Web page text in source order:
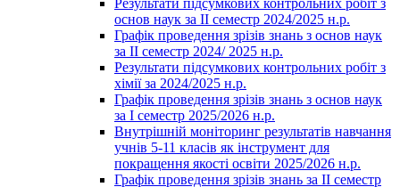
Результати підсумкових контрольних робіт з
основ наук за ІІ семестр 2024/2025 н.р.
Графік проведення зрізів знань з основ наук
за ІІ семестр 2024/ 2025 н.р.
Результати підсумкових контрольних робіт з
хімії за 2024/2025 н.р.
Графік проведення зрізів знань з основ наук
за І семестр 2025/2026 н.р.
Внутрішній моніторинг результатів навчання
учнів 5-11 класів як інструмент для
покращення якості освіти 2025/2026 н.р.
Графік проведення зрізів знань за ІІ семестр